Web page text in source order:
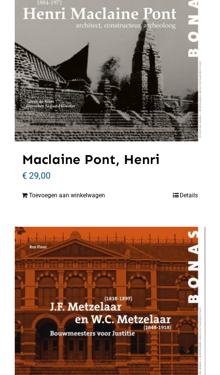
Maclaine Pont, Henri
€29,00
Toevoegen aan winkelwagen Details